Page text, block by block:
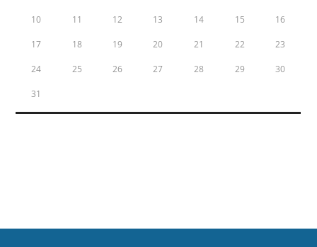
10 11 12 13 14 15 16
17 18 19 20 21 22 23
24 25 26 27 28 29 30
31